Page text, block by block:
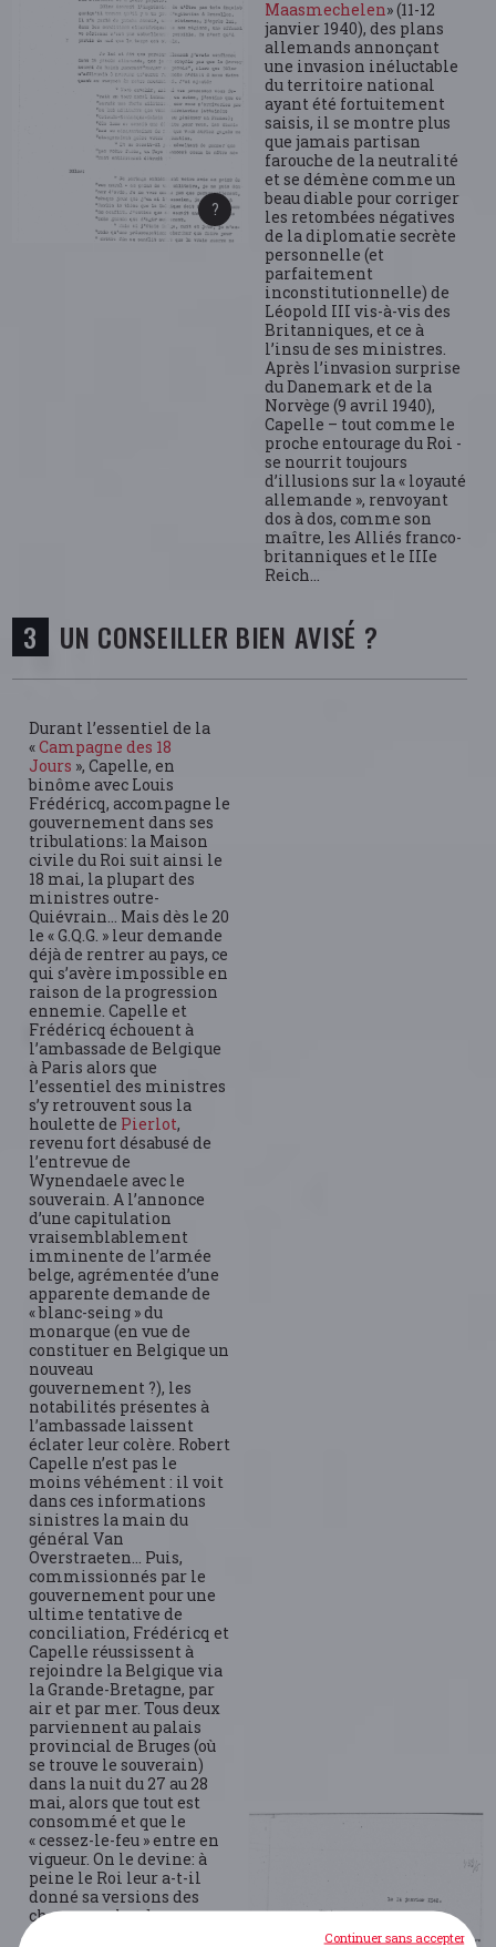
Maasmechelen» (11-12
janvier 1940), des plans
allemands annonçant
une invasion inéluctable
du territoire national
ayant été fortuitement
saisis, il se montre plus
que jamais partisan
farouche de la neutralité
et se démène comme un
beau diable pour corriger
les retombées négatives
de la diplomatie secrète
personnelle (et
parfaitement
inconstitutionnelle) de
Léopold III vis-à-vis des
Britanniques, et ce à
l’insu de ses ministres.
Après l’invasion surprise
du Danemark et de la
Norvège (9 avril 1940),
Capelle – tout comme le
proche entourage du Roi -
se nourrit toujours
d’illusions sur la « loyauté
allemande », renvoyant
dos à dos, comme son
maître, les Alliés franco-
britanniques et le IIIe
Reich…
UN CONSEILLER BIEN AVISÉ ?
Durant l’essentiel de la
«Campagne des 18
Jours », Capelle, en
binôme avec Louis
Frédéricq, accompagne le
gouvernement dans ses
tribulations: la Maison
civile du Roi suit ainsi le
18 mai, la plupart des
ministres outre-
Quiévrain… Mais dès le 20
le « G.Q.G. » leur demande
déjà de rentrer au pays, ce
qui s’avère impossible en
raison de la progression
ennemie. Capelle et
Frédéricq échouent à
l’ambassade de Belgique
à Paris alors que
l’essentiel des ministres
s’y retrouvent sous la
houlette de Pierlot,
revenu fort désabusé de
l’entrevue de
Wynendaele avec le
souverain. A l’annonce
d’une capitulation
vraisemblablement
imminente de l’armée
belge, agrémentée d’une
apparente demande de
« blanc-seing » du
monarque (en vue de
constituer en Belgique un
nouveau
gouvernement ?), les
notabilités présentes à
l’ambassade laissent
éclater leur colère. Robert
Capelle n’est pas le
moins véhément : il voit
dans ces informations
sinistres la main du
général Van
Overstraeten… Puis,
commissionnés par le
gouvernement pour une
ultime tentative de
conciliation, Frédéricq et
Capelle réussissent à
rejoindre la Belgique via
la Grande-Bretagne, par
air et par mer. Tous deux
parviennent au palais
provincial de Bruges (où
se trouve le souverain)
dans la nuit du 27 au 28
mai, alors que tout est
consommé et que le
« cessez-le-feu » entre en
vigueur. On le devine: à
peine le Roi leur a-t-il
donné sa versions des
choses que les deux
hommes s’alignent sur
Continuer sans accepter